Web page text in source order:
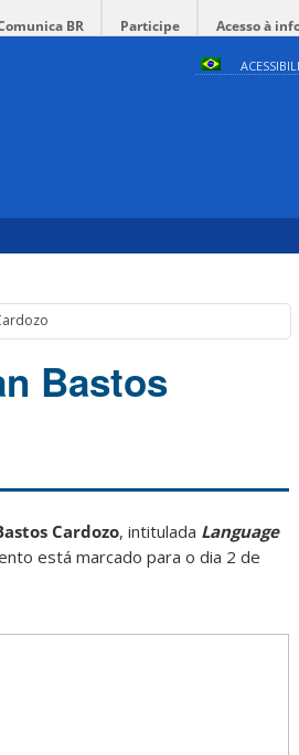
BR Participe Acesso à
Bastos
Cardozo, intitulada Language
está marcado para o dia 2 de